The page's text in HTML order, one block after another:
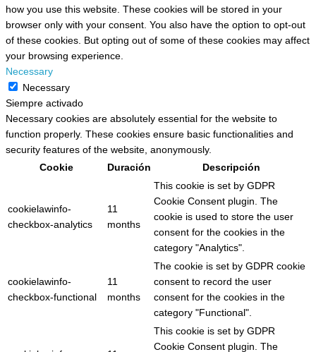
how you use this website. These cookies will be stored in your
browser only with your consent. You also have the option to opt-out
of these cookies. But opting out of some of these cookies may affect
your browsing experience.
Necessary
Necessary
Siempre activado
Necessary cookies are absolutely essential for the website to
function properly. These cookies ensure basic functionalities and
security features of the website, anonymously.
Cookie
Duración Descripción
cookielawinfo-
checkbox-analytics
11
months
This cookie is set by GDPR
Cookie Consent plugin. The
cookie is used to store the user
consent for the cookies in the
category "Analytics".
cookielawinfo-
checkbox-functional
11
months
The cookie is set by GDPR cookie
consent to record the user
consent for the cookies in the
category "Functional".
This cookie is set by GDPR
Cookie Consent plugin. The